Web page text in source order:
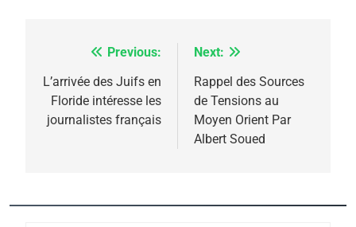
Navigation
de
l’article
Previous:
L’arrivée des Juifs en
Floride intéresse les
journalistes français
Next:
Rappel des Sources
de Tensions au
Moyen Orient Par
Albert Soued
MA JUDAÏTE par Thérèse
Zrihen-Dvir
JUDAISME
7
CE QUI NOUS MANQUE –
Jacques Hadida
JUDAISME
Maroc : Les amandes de